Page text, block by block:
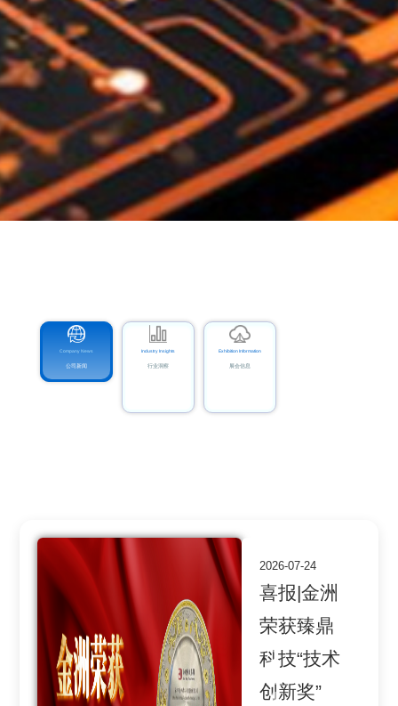
Company News
公司新闻
Industry Insights
行业洞察
Exhibition Information
展会信息
子电路行
业优秀企
业
8月5日，中国
2026-07-24
喜报|金洲
荣获臻鼎
科技“技术
创新奖”
2026-05-26
金洲家属
开放日｜
特别的爱
给特别的
M9量产
洲再传喜讯。
面向AI PCB产
是 M9级别板
2026-04-21
喜报|公司
荣获广合
科技2025
年度“优秀
2026-03-23
喜报｜祝
贺金洲科
技大楼正
式投产
大机遇，
马年春节
满产运行
伴随AI算力基
础设施建设持